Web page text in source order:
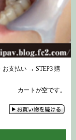
お支払い → STEP3 購
カートが空です。